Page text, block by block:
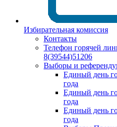
Избирательная комиссия
Контакты
Телефон горячей
8(39544)51206
Выборы и
Единый день
года
Единый день
года
Единый день
года